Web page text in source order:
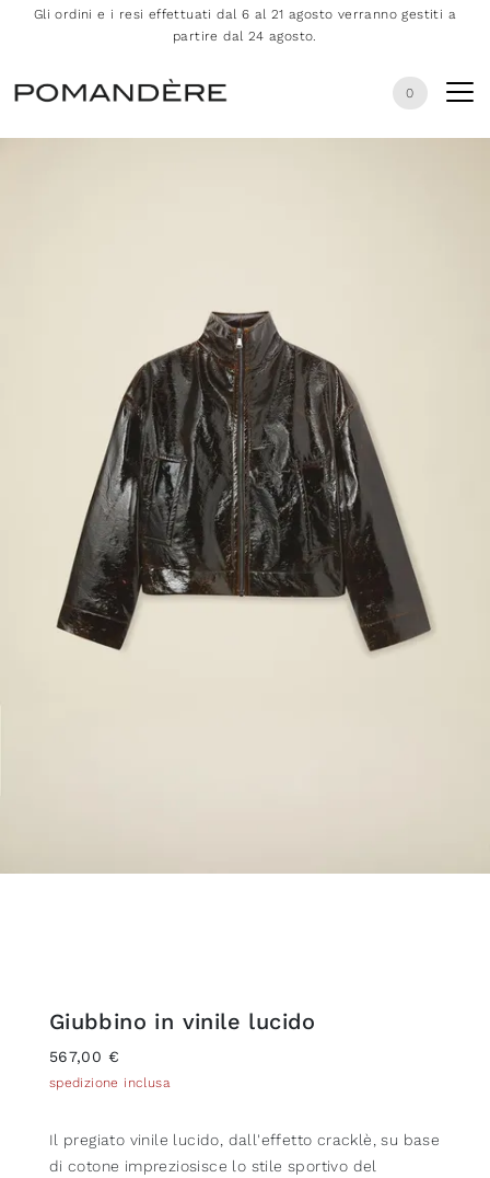
Gli ordini e i resi effettuati dal 6 al 21 agosto verranno gestiti a
partire dal 24 agosto.
0
Giubbino in vinile lucido
567,00 €
spedizione inclusa
Il pregiato vinile lucido, dall'effetto cracklè, su base
di cotone impreziosisce lo stile sportivo del